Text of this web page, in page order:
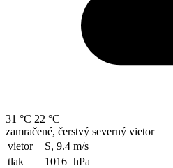
31 °C 22 °C
zamračené, čerstvý severný vietor
vietor
S, 9.4 m/s
tlak
1016 hPa